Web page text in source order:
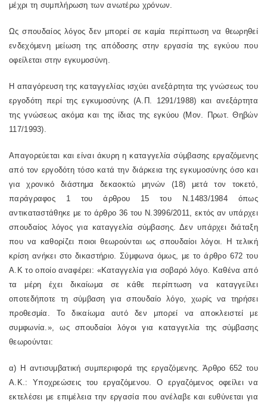
μέχρι τη συμπλήρωση των ανωτέρω χρόνων.
Ως σπουδαίος λόγος δεν μπορεί σε καμία περίπτωση να θεωρηθεί
ενδεχόμενη μείωση της απόδοσης στην εργασία της εγκύου που
οφείλεται στην εγκυμοσύνη.
Η απαγόρευση της καταγγελίας ισχύει ανεξάρτητα της γνώσεως του
εργοδότη περί της εγκυμοσύνης (Α.Π. 1291/1988) και ανεξάρτητα
της γνώσεως ακόμα και της ίδιας της εγκύου (Μον. Πρωτ. Θηβών
117/1993).
Απαγορεύεται και είναι άκυρη η καταγγελία σύμβασης εργαζόμενης
από τον εργοδότη τόσο κατά την διάρκεια της εγκυμοσύνης όσο και
για χρονικό διάστημα δεκαοκτώ μηνών (18) μετά τον τοκετό,
παράγραφος 1 του άρθρου 15 του Ν.1483/1984 όπως
αντικαταστάθηκε με το άρθρο 36 του Ν.3996/2011, εκτός αν υπάρχει
σπουδαίος λόγος για καταγγελία σύμβασης. Δεν υπάρχει διάταξη
που να καθορίζει ποιοι θεωρούνται ως σπουδαίοι λόγοι. Η τελική
κρίση ανήκει στο δικαστήριο. Σύμφωνα όμως, με το άρθρο 672 του
Α.Κ το οποίο αναφέρει: «Καταγγελία για σοβαρό λόγο. Καθένα από
τα μέρη έχει δικαίωμα σε κάθε περίπτωση να καταγγείλει
οποτεδήποτε τη σύμβαση για σπουδαίο λόγο, χωρίς να τηρήσει
προθεσμία. Το δικαίωμα αυτό δεν μπορεί να αποκλειστεί με
συμφωνία.», ως σπουδαίοι λόγοι για καταγγελία της σύμβασης
θεωρούνται:
α) Η αντισυμβατική συμπεριφορά της εργαζόμενης. Άρθρο 652 του
Α.Κ.: Υποχρεώσεις του εργαζόμενου. Ο εργαζόμενος οφείλει να
εκτελέσει με επιμέλεια την εργασία που ανέλαβε και ευθύνεται για